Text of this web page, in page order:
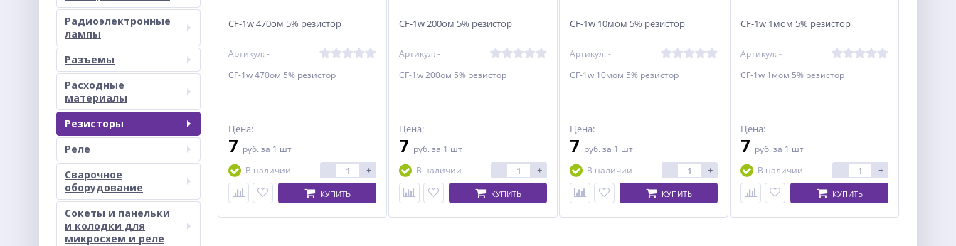
Радиоэлектронные
лампы
Разъемы
Расходные
материалы
Резисторы
Реле
Сварочное
оборудование
Сокеты и панельки
и колодки для
микросхем и реле
CF-1w 470ом 5% резистор
Артикул: -
CF-1w 470ом 5% резистор
Цена:
7 руб. за 1 шт
В наличии
- +
КУПИТЬ
CF-1w 200ом 5% резистор
Артикул: -
CF-1w 200ом 5% резистор
Цена:
7 руб. за 1 шт
В наличии
- +
КУПИТЬ
CF-1w 10мом 5% резистор
Артикул: -
CF-1w 10мом 5% резистор
Цена:
7 руб. за 1 шт
В наличии
- +
КУПИТЬ
CF-1w 1мом 5% резистор
Артикул: -
CF-1w 1мом 5% резистор
Цена:
7 руб. за 1 шт
В наличии
- +
КУПИТЬ